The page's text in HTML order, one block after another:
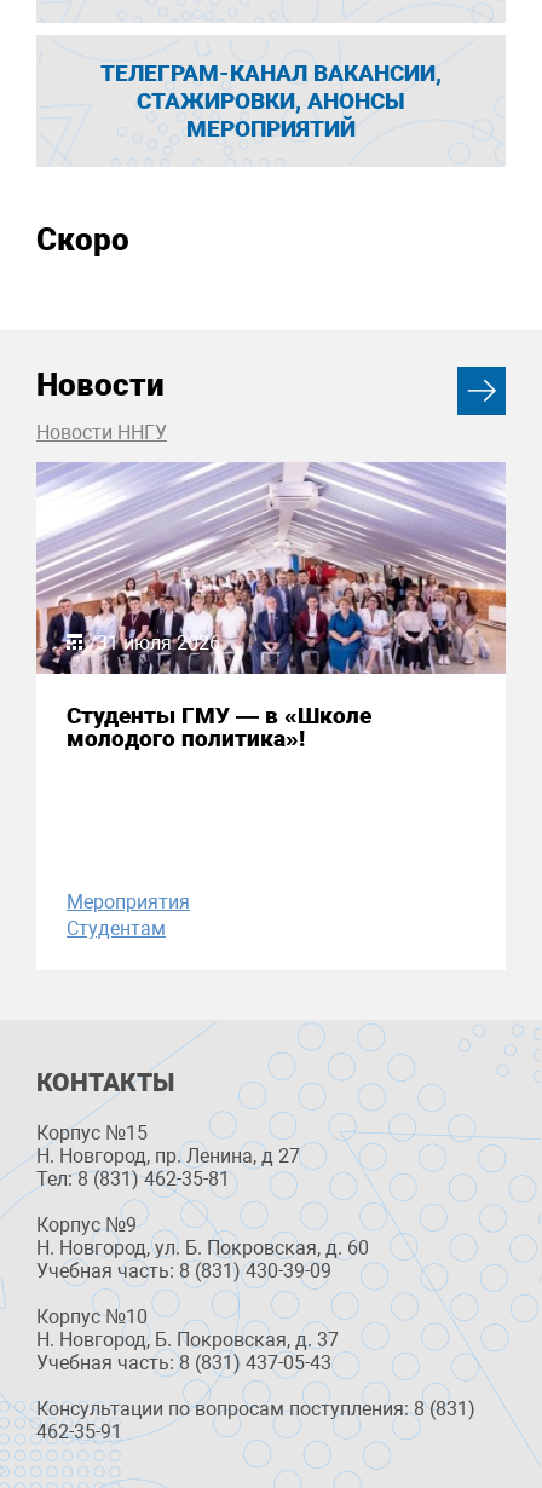
ТЕЛЕГРАМ-КАНАЛ ВАКАНСИИ,
СТАЖИРОВКИ, АНОНСЫ
МЕРОПРИЯТИЙ
Скоро
Новости
Новости ННГУ
31 июля 2026
Студенты ГМУ — в «Школе
молодого политика»!
Мероприятия
Студентам
КОНТАКТЫ
Корпус №15
Н. Новгород, пр. Ленина, д 27
Тел: 8 (831) 462-35-81
Корпус №9
Н. Новгород, ул. Б. Покровская, д. 60
Учебная часть: 8 (831) 430-39-09
Корпус №10
Н. Новгород, Б. Покровская, д. 37
Учебная часть: 8 (831) 437-05-43
Консультации по вопросам поступления: 8 (831)
462-35-91